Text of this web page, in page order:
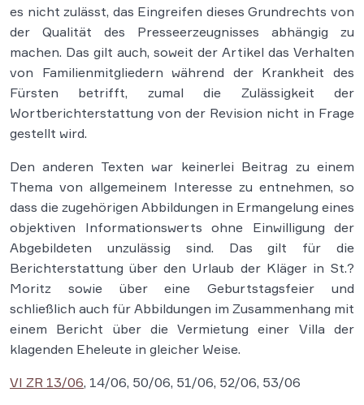
es nicht zulässt, das Eingreifen dieses Grundrechts von
der Qualität des Presseerzeugnisses abhängig zu
machen. Das gilt auch, soweit der Artikel das Verhalten
von Familienmitgliedern während der Krankheit des
Fürsten betrifft, zumal die Zulässigkeit der
Wortberichterstattung von der Revision nicht in Frage
gestellt wird.
Den anderen Texten war keinerlei Beitrag zu einem
Thema von allgemeinem Interesse zu entnehmen, so
dass die zugehörigen Abbildungen in Ermangelung eines
objektiven Informationswerts ohne Einwilligung der
Abgebildeten unzulässig sind. Das gilt für die
Berichterstattung über den Urlaub der Kläger in St.?
Moritz sowie über eine Geburtstagsfeier und
schließlich auch für Abbildungen im Zusammenhang mit
einem Bericht über die Vermietung einer Villa der
klagenden Eheleute in gleicher Weise.
VI ZR 13/06, 14/06, 50/06, 51/06, 52/06, 53/06